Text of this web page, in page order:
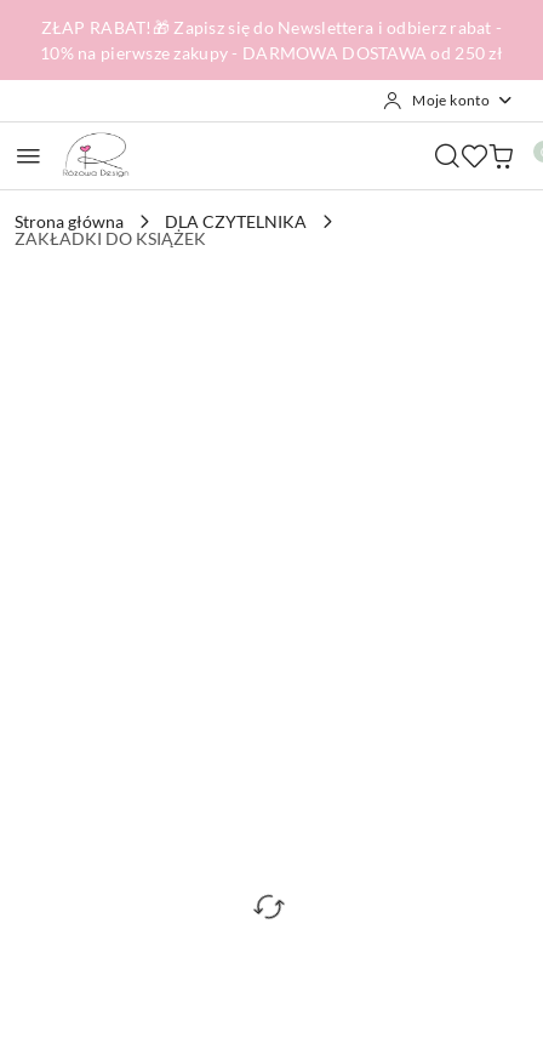
Przejdź do treści głównej
Przejdź do wyszukiwarki
Przejdź do moje konto
Przejdź do menu głównego
Przejdź do opisu produktu
Przejdź do stopki
ZŁAP RABAT!🎁 Zapisz się do Newslettera i odbierz rabat -
10% na pierwsze zakupy - DARMOWA DOSTAWA od 250 zł
Moje konto
Strona główna
DLA CZYTELNIKA
ZAKŁADKI DO KSIĄŻEK